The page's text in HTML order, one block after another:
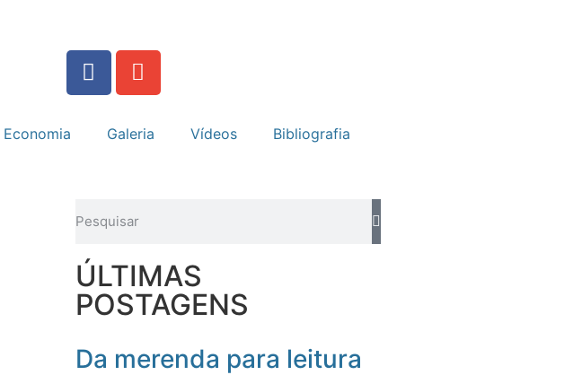
Galeria Vídeos Bibliografia
ÚLTIMAS
POSTAGENS
Da merenda para leitura